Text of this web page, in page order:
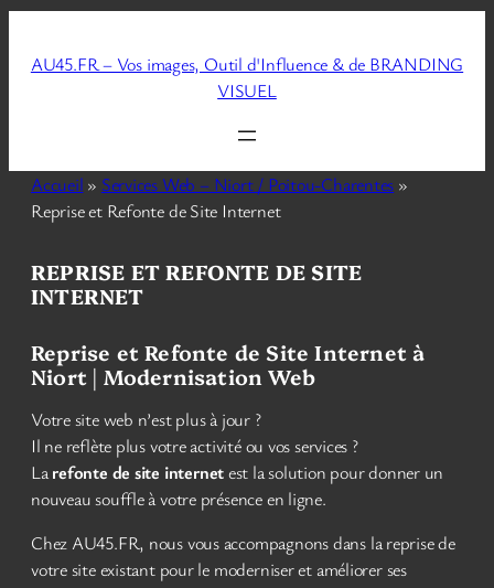
contenu
AU45.FR – Vos images, Outil d'Influence & de BRANDING
VISUEL
Accueil » Services Web – Niort / Poitou-Charentes »
Reprise et Refonte de Site Internet
REPRISE ET REFONTE DE SITE
INTERNET
Reprise et Refonte de Site Internet à
Niort | Modernisation Web
Votre site web n’est plus à jour ?
Il ne reflète plus votre activité ou vos services ?
Larefonte de site internetest la solution pour donner un
nouveau souffle à votre présence en ligne.
Chez AU45.FR, nous vous accompagnons dans la reprise de
votre site existant pour le moderniser et améliorer ses